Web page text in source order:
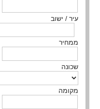
עיר / ישוב
ממחיר
שכונה
מקומה